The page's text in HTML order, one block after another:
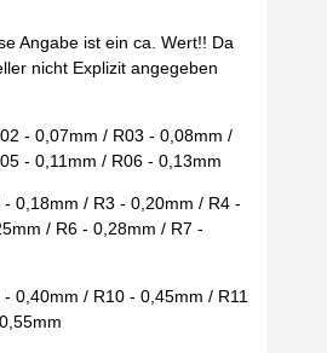
Angabe ist ein ca. Wert!! Da
nicht Explizit angegeben
- 0,07mm / R03 - 0,08mm /
- 0,11mm / R06 - 0,13mm
0,18mm / R3 - 0,20mm / R4 -
/ R6 - 0,28mm / R7 -
0,40mm / R10 - 0,45mm / R11